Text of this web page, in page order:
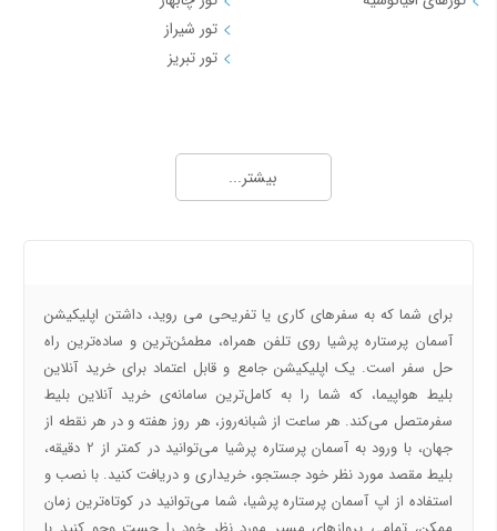
تور شیراز
تور تبریز
تور اهواز
تور بوشهر
تور ارومیه
تورهای داخلی 4
تور بجنورد
تور شهرکرد
تور زنجان
تور یزد
تورهای طبیعت گردی
تور طبیعت گردی یک روزه
بیشتر...
برای شما که به سفرهای کاری یا تفریحی می ‌روید، داشتن اپلیکیشن
آسمان پرستاره پرشیا روی تلفن همراه، مطمئن‌ترین و ساده‌ترین راه
حل سفر است. یک اپلیکیشن جامع و قابل اعتماد برای خرید آنلاین
بلیط هواپیما، که شما را به کامل‌ترین سامانه‌ی خرید آنلاین بلیط
سفرمتصل می‌کند. هر ساعت از شبانه‌روز، هر روز هفته و در هر نقطه از
جهان، با ورود به آسمان پرستاره پرشیا می‌توانید در کمتر از 2 دقیقه،
بلیط مقصد مورد نظر خود جستجو، خریداری و دریافت کنید. با نصب و
استفاده از اپ آسمان پرستاره پرشیا، شما می‌توانید در کوتاه‌ترین زمان